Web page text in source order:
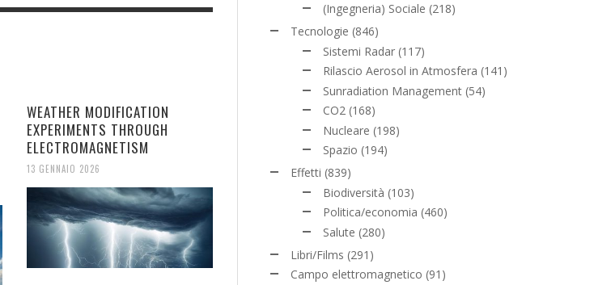
WEATHER MODIFICATION
EXPERIMENTS THROUGH
ELECTROMAGNETISM
13 GENNAIO 2026
(Ingegneria) Sociale (218)
Tecnologie (846)
Sistemi Radar (117)
Rilascio Aerosol in Atmosfera (141)
Sunradiation Management (54)
CO2 (168)
Nucleare (198)
Spazio (194)
Effetti (839)
Biodiversità (103)
Politica/economia (460)
Salute (280)
Libri/Films (291)
Campo elettromagnetico (91)